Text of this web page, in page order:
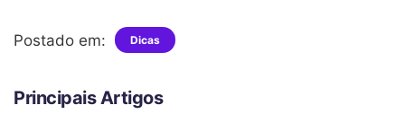
Postado em: Dicas
Principais Artigos